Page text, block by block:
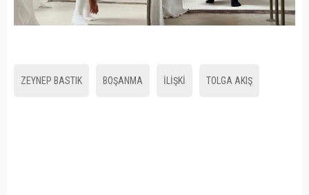
ZEYNEP BASTIK BOŞANMA İLİŞKİ TOLGA AKIŞ